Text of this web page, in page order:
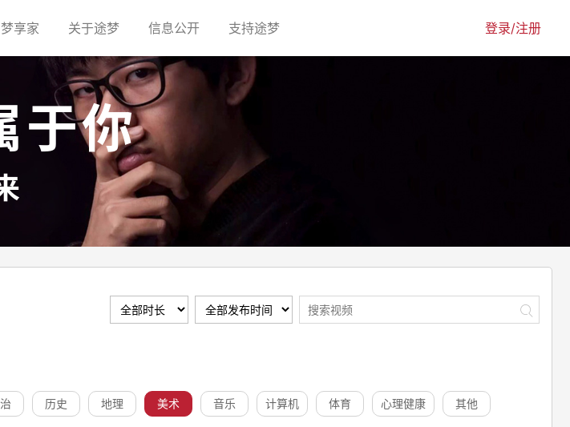
享家(current)关于途梦(current)信息公开(current)支持途梦(current) 登录/注册
于你
历史 地理 美术 音乐 计算机 体育 心理健康 其他